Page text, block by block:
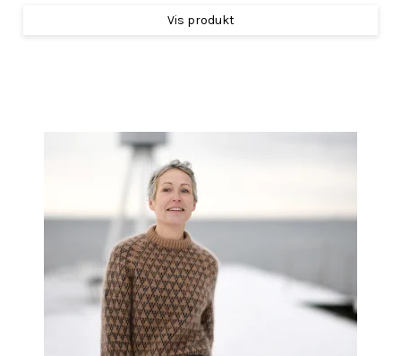
Vis produkt